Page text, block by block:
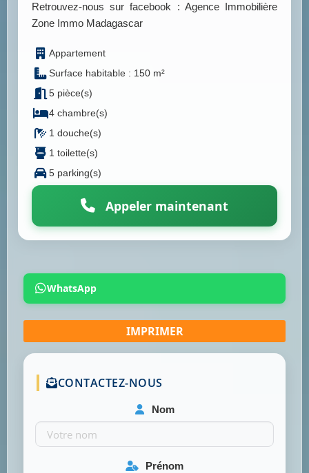
Retrouvez-nous sur facebook : Agence Immobilière
Zone Immo Madagascar
Appartement
Surface habitable : 150 m²
5 pièce(s)
4 chambre(s)
1 douche(s)
1 toilette(s)
5 parking(s)
Appeler maintenant
WhatsApp
CONTACTEZ-NOUS
Nom
Prénom